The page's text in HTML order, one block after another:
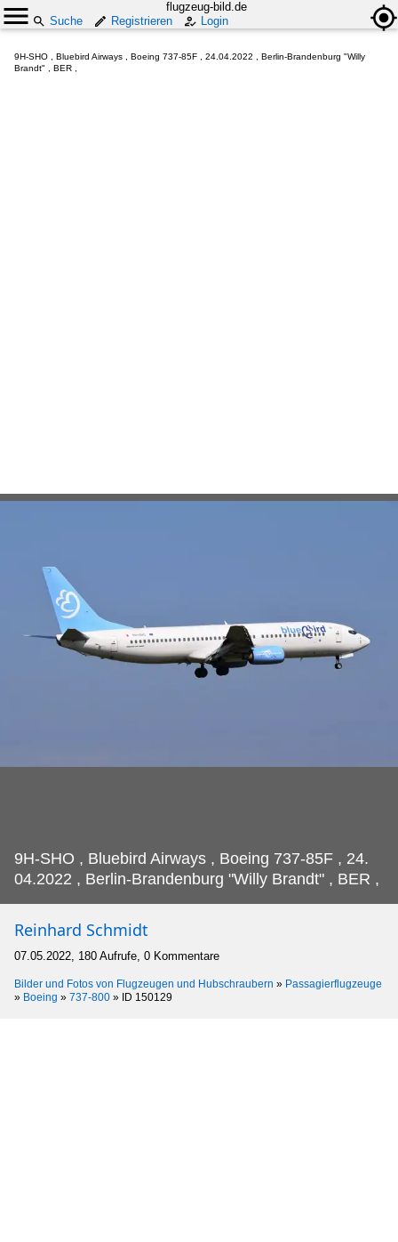
flugzeug-bild.de
Suche
Registrieren Login
9H-SHO , Bluebird Airways , Boeing 737-85F , 24.04.2022 , Berlin-Brandenburg "Willy
Brandt" , BER ,
9H-SHO , Bluebird Airways , Boeing 737-85F , 24.
04.2022 , Berlin-Brandenburg "Willy Brandt" , BER ,
Reinhard Schmidt
07.05.2022, 180 Aufrufe, 0 Kommentare
Bilder und Fotos von Flugzeugen und Hubschraubern » Passagierflugzeuge
» Boeing » 737-800 » ID 150129